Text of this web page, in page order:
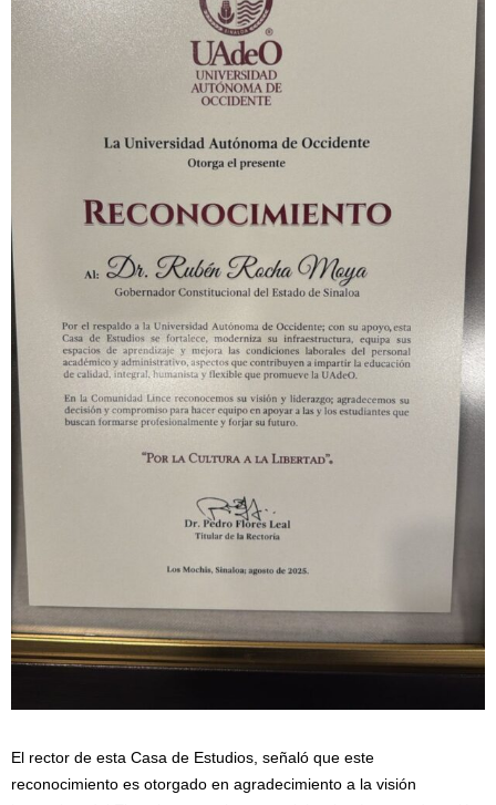
El rector de esta Casa de Estudios, señaló que este
reconocimiento es otorgado en agradecimiento a la visión